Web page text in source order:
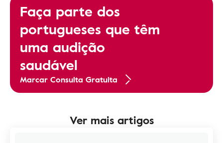
Faça parte dos
portugueses que têm
uma audição
saudável
Marcar Consulta Gratuita
Ver mais artigos